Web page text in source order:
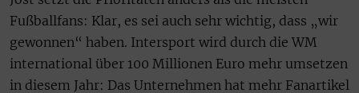
Fußballfans: Klar, es sei auch sehr wichtig, dass „wir
gewonnen“ haben. Intersport wird durch die WM
international über 100 Millionen Euro mehr umsetzen
in diesem Jahr: Das Unternehmen hat mehr Fanartikel